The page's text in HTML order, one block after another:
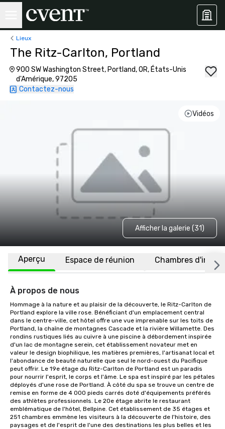
Lieux
The Ritz-Carlton, Portland
900 SW Washington Street, Portland, OR, États-Unis
d'Amérique, 97205
Contactez-nous
Vidéos
Afficher la galerie (31)
Aperçu Espace de réunion Chambres
À propos de nous
Hommage à la nature et au plaisir de la découverte, le Ritz-Carlton de
Portland explore la ville rose. Bénéficiant d'un emplacement central
dans le centre-ville, cet hôtel offre une vue imprenable sur les toits de
Portland, la chaîne de montagnes Cascade et la rivière Willamette. Des
rondins rustiques liés au cuivre à une piscine à débordement inspirée
d'un lac de montagne serein, cet établissement novateur met en
valeur le design biophilique, les matières premières, l'artisanat local et
l'abondance de beauté naturelle que seul le nord-ouest du Pacifique
peut offrir. Le 19e étage du Ritz-Carlton de Portland est un paradis
pour nourrir l'esprit, le corps et l'âme. Le spa est inspiré par les pétales
déployés d'une rose de Portland. À côté du spa se trouve un centre de
remise en forme de 4 000 pieds carrés doté d'équipements préférés
des athlètes professionnels. Le 20e étage abrite le restaurant
emblématique de l'hôtel, Bellpine. Cet établissement de 35 étages et
251 chambres emmène les visiteurs à la découverte de l'histoire, des
paysages et de l'esprit de l'une des destinations les plus belles et les